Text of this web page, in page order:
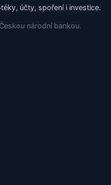
účty, spoření i investice.
národní bankou.